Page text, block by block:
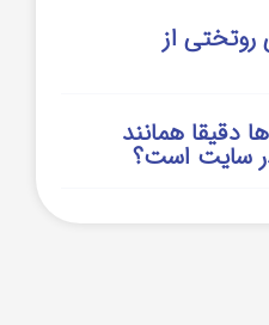
از
دقیقا همانند
سایت است؟